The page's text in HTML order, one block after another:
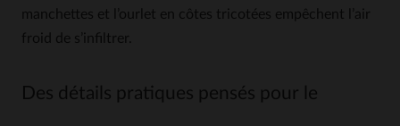
manchettes et l’ourlet en côtes tricotées empêchent l’air
froid de s’infiltrer.
Des détails pratiques pensés pour le